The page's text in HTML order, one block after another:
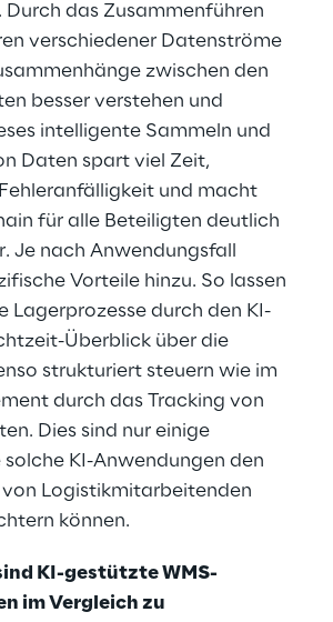
Durch das Zusammenführen
verschiedener Datenströme
zwischen den
besser verstehen und
intelligente Sammeln und
Daten spart viel Zeit,
und macht
für alle Beteiligten deutlich
Je nach Anwendungsfall
Vorteile hinzu. So lassen
Lagerprozesse durch den KI-
Überblick über die
strukturiert steuern wie im
durch das Tracking von
Dies sind nur einige
solche KI-Anwendungen den
Logistikmitarbeitenden
können.
KI-gestützte WMS-
im Vergleich zu